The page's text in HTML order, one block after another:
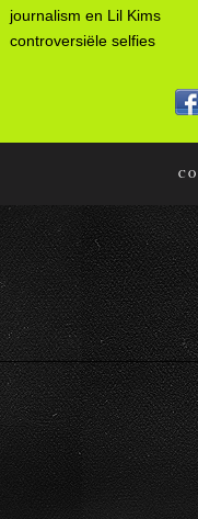
journalism en Lil Kims
controversiële selfies